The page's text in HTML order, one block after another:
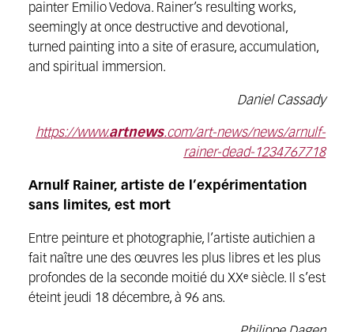
painter Emilio Vedova. Rainer’s resulting works,
seemingly at once destructive and devotional,
turned painting into a site of erasure, accumulation,
and spiritual immersion.
Daniel Cassady
https://www.artnews.com/art-news/news/arnulf-
rainer-dead-1234767718
Arnulf Rainer, artiste de l’expérimentation
sans limites, est mort
Entre peinture et photographie, l’artiste autichien a
fait naître une des œuvres les plus libres et les plus
profondes de la seconde moitié du XXᵉ siècle. Il s’est
éteint jeudi 18 décembre, à 96 ans.